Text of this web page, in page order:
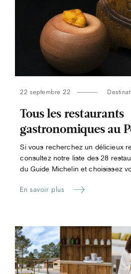
22 septembre 22
Tous les restaurants
gastronomiques au
Si vous recherchez un délicieux
consultez notre liste des 28
du Guide Michelin et choisissez
En savoir plus